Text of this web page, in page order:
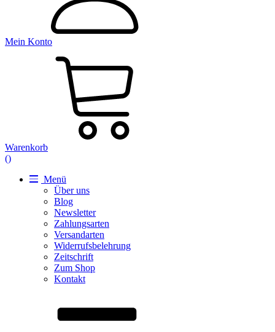
Mein Konto
Warenkorb
()
Menü
Über uns
Blog
Newsletter
Zahlungsarten
Versandarten
Widerrufsbelehrung
Zeitschrift
Zum Shop
Kontakt